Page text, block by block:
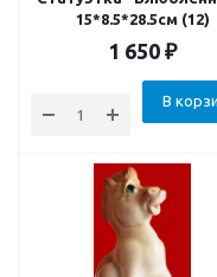
15*8.5*28.5см (12)
1 650 ₽
В